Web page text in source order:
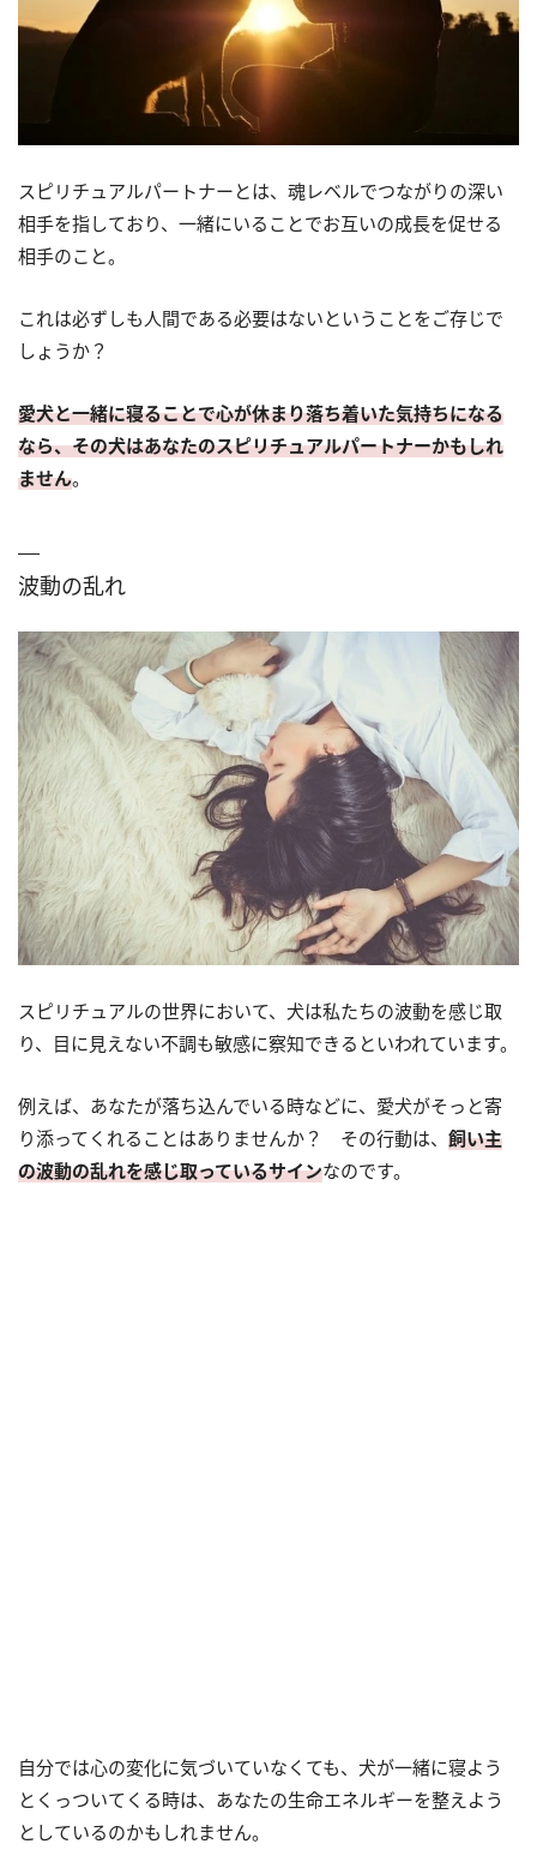
スピリチュアルパートナーとは、魂レベルでつながりの深い
相手を指しており、一緒にいることでお互いの成長を促せる
相手のこと。
これは必ずしも人間である必要はないということをご存じで
しょうか？
愛犬と一緒に寝ることで心が休まり落ち着いた気持ちになる
なら、その犬はあなたのスピリチュアルパートナーかもしれ
ません。
波動の乱れ
スピリチュアルの世界において、犬は私たちの波動を感じ取
り、目に見えない不調も敏感に察知できるといわれています。
例えば、あなたが落ち込んでいる時などに、愛犬がそっと寄
り添ってくれることはありませんか？ その行動は、 飼い主
の波動の乱れを感じ取っているサインなのです。
自分では心の変化に気づいていなくても、犬が一緒に寝よう
とくっついてくる時は、あなたの生命エネルギーを整えよう
としているのかもしれません。